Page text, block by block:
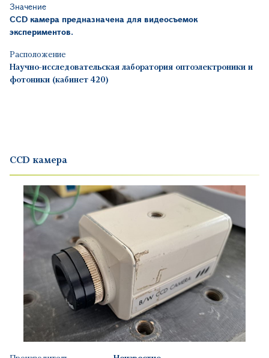
Значение
CCD камера предназначена для видеосъемок
экспериментов.
Расположение
Научно-исследовательская лаборатория оптоэлектроники и
фотоники (кабинет 420)
CCD камера